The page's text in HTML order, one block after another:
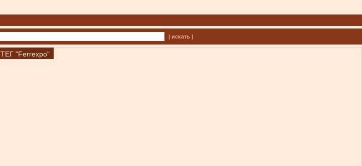
| искать |
ТЕГ "Ferrexpo"